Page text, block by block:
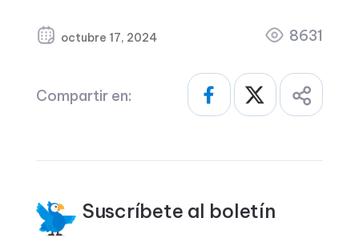
octubre 17, 2024 8631
Compartir en:
Suscríbete al boletín